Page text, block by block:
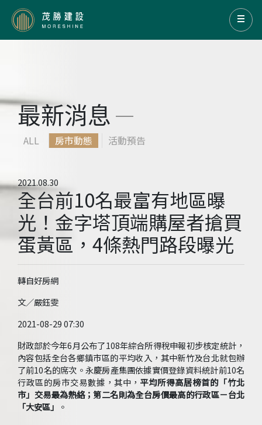
最新消息
ALL 房市動態 活動預告
2021.08.30
全台前10名最富有地區曝
光！金字塔頂端購屋者搶買
蛋黃區，4條熱門路段曝光
轉自好房網
文／嚴鈺雯
2021-08-29 07:30
財政部於今年6月公布了108年綜合所得稅申報初步核定統計，
內容包括全台各鄉鎮市區的平均收入，其中新竹及台北就包辦
了前10名的席次。永慶房產集團依據實價登錄資料統計前10名
行政區的房市交易數據，其中， 平均所得高居榜首的「竹北
市」交易最為熱絡；第二名則為全台房價最高的行政區－台北
「大安區」
。